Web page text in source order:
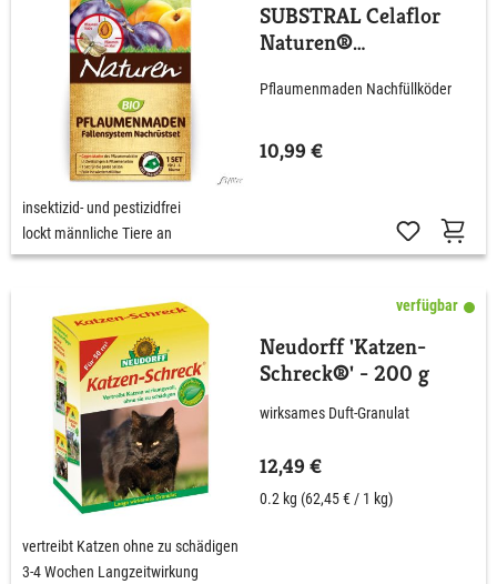
SUBSTRAL Celaflor
Naturen®
- Nachfüllpackung
Pflaumenmaden Nachfüllköder
10,99 €
insektizid- und pestizidfrei
lockt männliche Tiere an
verfügbar
Neudorff 'Katzen-
Schreck®' - 200 g
wirksames Duft-Granulat
12,49 €
0.2 kg (62,45 € / 1 kg)
vertreibt Katzen ohne zu schädigen
3-4 Wochen Langzeitwirkung